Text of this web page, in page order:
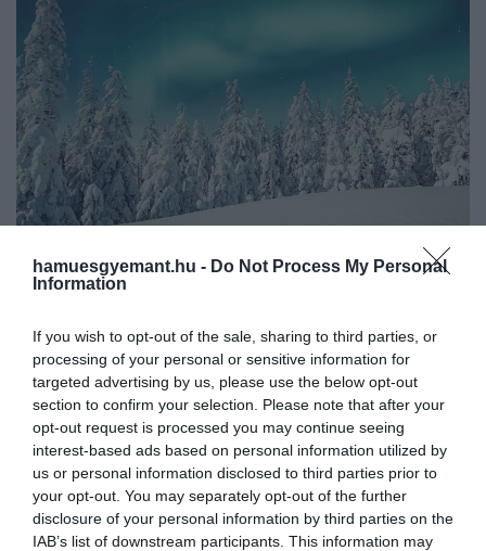
hamuesgyemant.hu - Do Not Process My Personal
Information
If you wish to opt-out of the sale, sharing to third parties, or
processing of your personal or sensitive information for
targeted advertising by us, please use the below opt-out
section to confirm your selection. Please note that after your
opt-out request is processed you may continue seeing
interest-based ads based on personal information utilized by
us or personal information disclosed to third parties prior to
your opt-out. You may separately opt-out of the further
disclosure of your personal information by third parties on the
IAB’s list of downstream participants. This information may
A régi mondás szerint a pénz nem fán
terem – de az arany mégis? Finn kutatók
kimutatták, hogy a Lappföldön élő
lucfenyők tűleveleiben valódi
aranyrészecskék képződhetnek,
mégpedig a bennük élő baktériumoknak
köszönhetően. A különleges biológiai
jelenség a jövő aranykutatásában is
szerepet kaphat.
2025. OKTÓBER 10. ● HAMU ÉS GYÉMÁNT
lappföldi fákon
HAMU ÉS GYÉMÁNT